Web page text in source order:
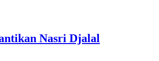
Nasri Djalal